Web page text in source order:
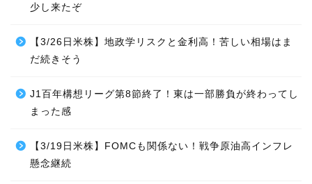
少し来たぞ
【3/26日米株】地政学リスクと金利高！苦しい相場はま
だ続きそう
J1百年構想リーグ第8節終了！東は一部勝負が終わってし
まった感
【3/19日米株】FOMCも関係ない！戦争原油高インフレ
懸念継続